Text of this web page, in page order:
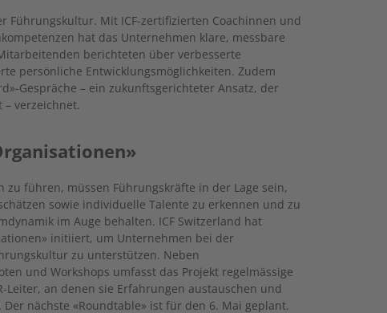
Führungskultur. Mit ICF-zertifizierten Coachinnen und
hat das Unternehmen klare, messbare
berichteten über verbesserte
persönliche Entwicklungsmöglichkeiten. Zudem
Gespräche – ein zukunftsgerichteter Ansatz, der
verzeichnet.
zu führen, müssen Führungskräfte in der Lage sein,
sowie individuelle Talente zu erkennen und zu
im Auge behalten. ICF Switzerland hat
initiiert, um Unternehmen bei der
zu unterstützen. Neben
und Workshops umfasst das Projekt regelmässige
Leiter, an denen sie Erfahrungen austauschen und
nächste «Roundtable» ist für den 6. Mai geplant.